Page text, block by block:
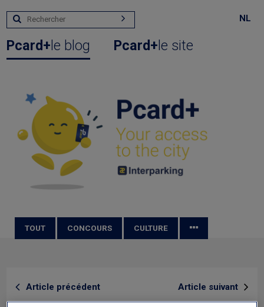
Pcard+ le blog Pcard+ le site
NL
TOUT CONCOURS CULTURE
Article précédent Article suivant